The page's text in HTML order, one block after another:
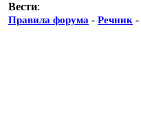
Вести:
Правила форума - Речник -